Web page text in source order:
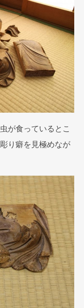
が食っているとこ
り癖を見極めなが